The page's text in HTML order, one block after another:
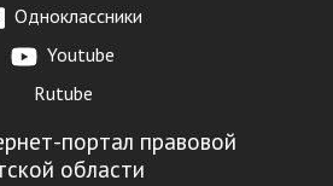
Одноклассники
Youtube
Rutube
портал правовой
области